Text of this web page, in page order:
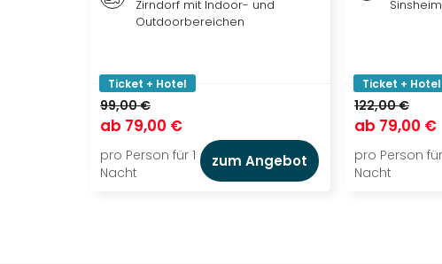
Zirndorf mit Indoor- und
Outdoorbereichen
Ticket + Hotel
99,00 €
ab 79,00 €
pro Person für 1
Nacht
zum Angebot
Sinsheim
Ticket + Hotel
122,00 €
ab 79,00 €
pro Person für
Nacht